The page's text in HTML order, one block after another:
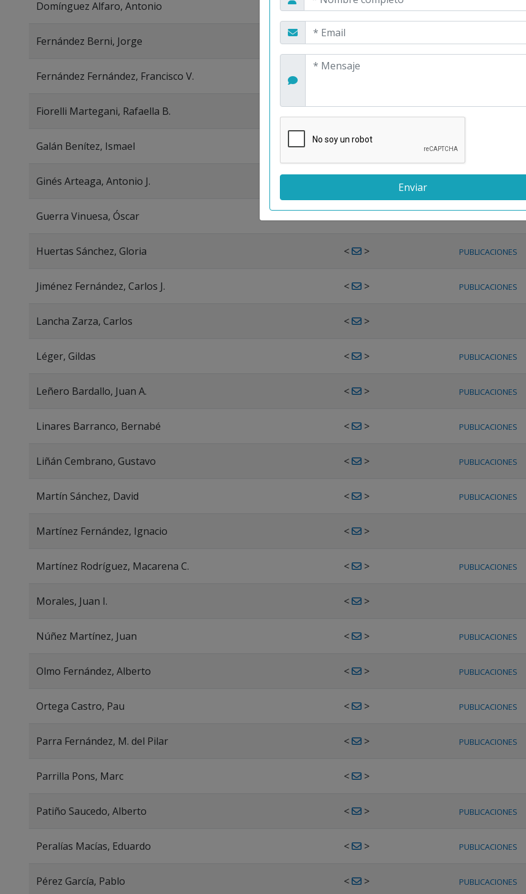
Domínguez Alfaro, Antonio < >
Fernández Berni, Jorge < > PUBLICACIONES
Fernández Fernández, Francisco V.
Fiorelli Martegani, Rafaella B. < >
Galán Benítez, Ismael < >
Ginés Arteaga, Antonio J.
Guerra Vinuesa, Óscar
Huertas Sánchez, Gloria < > PUBLICACIONES
Jiménez Fernández, Carlos J. < > PUBLICACIONES
Lancha Zarza, Carlos < >
Léger, Gildas < > PUBLICACIONES
Leñero Bardallo, Juan A. < > PUBLICACIONES
Linares Barranco, Bernabé < > PUBLICACIONES
Liñán Cembrano, Gustavo < > PUBLICACIONES
Martín Sánchez, David < > PUBLICACIONES
Martínez Fernández, Ignacio < >
Martínez Rodríguez, Macarena C. < > PUBLICACIONES
Morales, Juan I. < >
Núñez Martínez, Juan < > PUBLICACIONES
Olmo Fernández, Alberto < > PUBLICACIONES
Ortega Castro, Pau < > PUBLICACIONES
Parra Fernández, M. del Pilar < > PUBLICACIONES
Parrilla Pons, Marc < >
Patiño Saucedo, Alberto < > PUBLICACIONES
Peralías Macías, Eduardo < > PUBLICACIONES
Pérez García, Pablo < > PUBLICACIONES